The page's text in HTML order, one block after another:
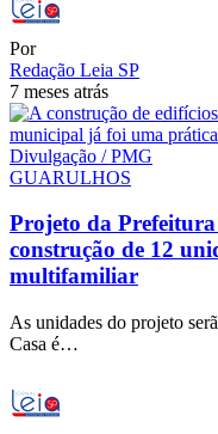
Por
Redação Leia SP
7 meses atrás
GUARULHOS
Projeto da
construção de 12
multifamiliar
As unidades do projeto
Casa é…